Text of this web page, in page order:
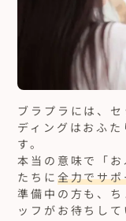
ブラプラには、
ディングはおふた
す。
本当の意味で「
たちに 全力でサ
準備中の方も、
ッフがお待ちして